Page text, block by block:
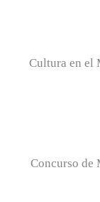
Cultura en el
Concurso de